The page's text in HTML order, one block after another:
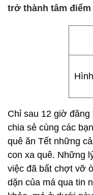
trở thành tâm
Chỉ sau 12 giờ đăng
chia sẻ cùng các
quê ăn Tết những
con xa quê. Những
việc đã bất chợt vỡ
dặn của má qua tin